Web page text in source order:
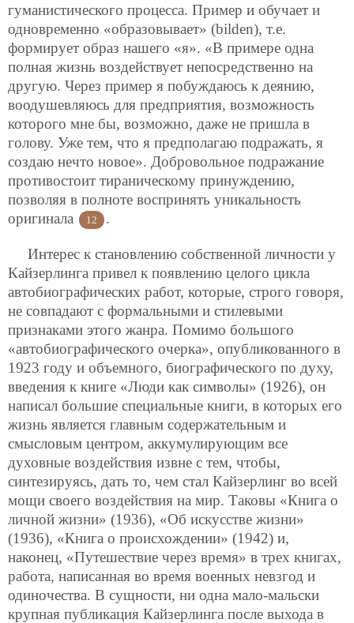
гуманистического процесса. Пример и обучает и
одновременно «образовывает» (bilden), т.е.
формирует образ нашего «я». «В примере одна
полная жизнь воздействует непосредственно на
другую. Через пример я побуждаюсь к деянию,
воодушевляюсь для предприятия, возможность
которого мне бы, возможно, даже не пришла в
голову. Уже тем, что я предполагаю подражать, я
создаю нечто новое». Добровольное подражание
противостоит тираническому принуждению,
позволяя в полноте воспринять уникальность
оригинала
12 .
Интерес к становлению собственной личности у
Кайзерлинга привел к появлению целого цикла
автобиографических работ, которые, строго говоря,
не совпадают с формальными и стилевыми
признаками этого жанра. Помимо большого
«автобиографического очерка», опубликованного в
1923 году и объемного, биографического по духу,
введения к книге «Люди как символы» (1926), он
написал большие специальные книги, в которых его
жизнь является главным содержательным и
смысловым центром, аккумулирующим все
духовные воздействия извне с тем, чтобы,
синтезируясь, дать то, чем стал Кайзерлинг во всей
мощи своего воздействия на мир. Таковы «Книга о
личной жизни» (1936), «Об искусстве жизни»
(1936), «Книга о происхождении» (1942) и,
наконец, «Путешествие через время» в трех книгах,
работа, написанная во время военных невзгод и
одиночества. В сущности, ни одна мало-мальски
крупная публикация Кайзерлинга после выхода в